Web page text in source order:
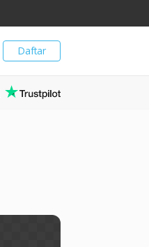
Daftar